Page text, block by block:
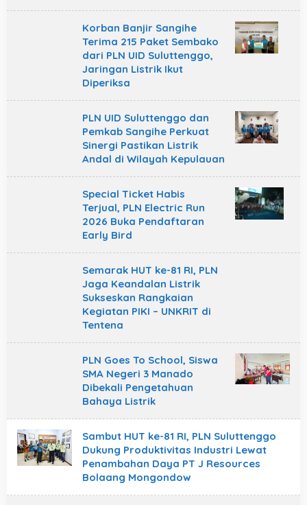
Korban Banjir Sangihe
Terima 215 Paket Sembako
dari PLN UID Suluttenggo,
Jaringan Listrik Ikut
Diperiksa
PLN UID Suluttenggo dan
Pemkab Sangihe Perkuat
Sinergi Pastikan Listrik
Andal di Wilayah Kepulauan
Special Ticket Habis
Terjual, PLN Electric Run
2026 Buka Pendaftaran
Early Bird
Semarak HUT ke-81 RI, PLN
Jaga Keandalan Listrik
Sukseskan Rangkaian
Kegiatan PIKI – UNKRIT di
Tentena
PLN Goes To School, Siswa
SMA Negeri 3 Manado
Dibekali Pengetahuan
Bahaya Listrik
Sambut HUT ke-81 RI, PLN Suluttenggo
Dukung Produktivitas Industri Lewat
Penambahan Daya PT J Resources
Bolaang Mongondow